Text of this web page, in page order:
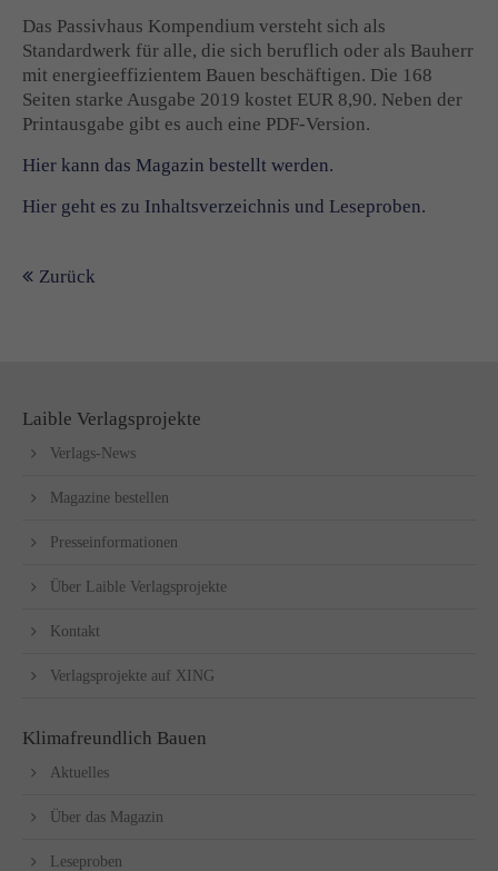
Das Passivhaus Kompendium versteht sich als
Standardwerk für alle, die sich beruflich oder als Bauherr
mit energieeffizientem Bauen beschäftigen. Die 168
Seiten starke Ausgabe 2019 kostet EUR 8,90. Neben der
Printausgabe gibt es auch eine PDF-Version.
Hier kann das Magazin bestellt werden.
Hier geht es zu Inhaltsverzeichnis und Leseproben.
Zurück
Laible Verlagsprojekte
Verlags-News
Magazine bestellen
Presseinformationen
Über Laible Verlagsprojekte
Kontakt
Verlagsprojekte auf XING
Klimafreundlich Bauen
Aktuelles
Über das Magazin
Leseproben